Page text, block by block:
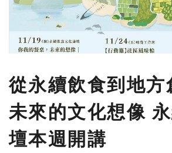
從永續飲食到地方
未來的文化想像
壇本週開講